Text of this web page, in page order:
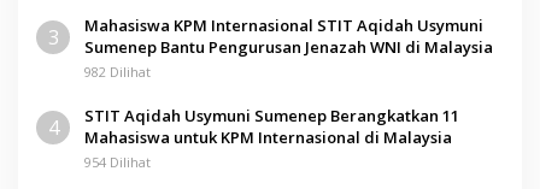
3
Mahasiswa KPM Internasional STIT Aqidah Usymuni
Sumenep Bantu Pengurusan Jenazah WNI di Malaysia
982 Dilihat
4
STIT Aqidah Usymuni Sumenep Berangkatkan 11
Mahasiswa untuk KPM Internasional di Malaysia
954 Dilihat